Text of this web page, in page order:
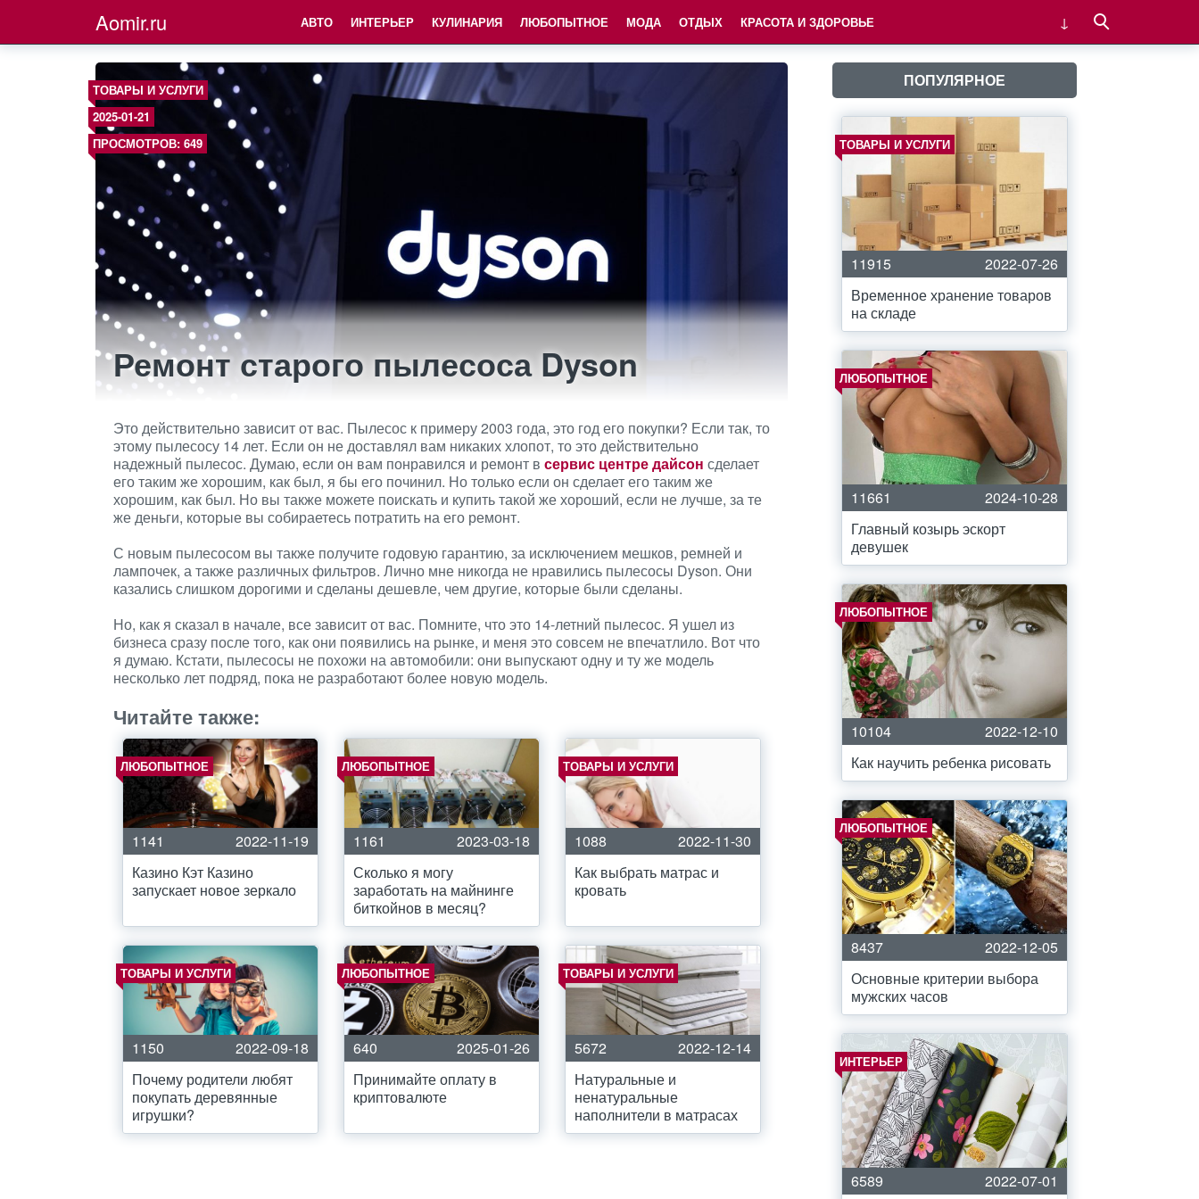
Aomir.ru АВТО ИНТЕРЬЕР КУЛИНАРИЯ ЛЮБОПЫТНОЕ МОДА ОТДЫХ КРАСОТА И ЗДОРОВЬЕ
ТОВАРЫ И УСЛУГИ
2025-01-21
ПРОСМОТРОВ: 649
Ремонт старого пылесоса Dyson
Это действительно зависит от вас. Пылесос к примеру 2003 года, это год его покупки? Если так, то
этому пылесосу 14 лет. Если он не доставлял вам никаких хлопот, то это действительно
надежный пылесос. Думаю, если он вам понравился и ремонт в сервис центре дайсон сделает
его таким же хорошим, как был, я бы его починил. Но только если он сделает его таким же
хорошим, как был. Но вы также можете поискать и купить такой же хороший, если не лучше, за те
же деньги, которые вы собираетесь потратить на его ремонт.
С новым пылесосом вы также получите годовую гарантию, за исключением мешков, ремней и
лампочек, а также различных фильтров. Лично мне никогда не нравились пылесосы Dyson. Они
казались слишком дорогими и сделаны дешевле, чем другие, которые были сделаны.
Но, как я сказал в начале, все зависит от вас. Помните, что это 14-летний пылесос. Я ушел из
бизнеса сразу после того, как они появились на рынке, и меня это совсем не впечатлило. Вот что
я думаю. Кстати, пылесосы не похожи на автомобили: они выпускают одну и ту же модель
несколько лет подряд, пока не разработают более новую модель.
Читайте также:
ЛЮБОПЫТНОЕ
1141
2022-11-19
Казино Кэт Казино
запускает новое зеркало
ЛЮБОПЫТНОЕ
1161
2023-03-18
Сколько я могу
заработать на майнинге
биткойнов в месяц?
ТОВАРЫ И УСЛУГИ
1088
2022-11-30
Как выбрать матрас и
кровать
ТОВАРЫ И УСЛУГИ
1150
2022-09-18
Почему родители любят
покупать деревянные
игрушки?
ЛЮБОПЫТНОЕ
640
2025-01-26
Принимайте оплату в
криптовалюте
ТОВАРЫ И УСЛУГИ
5672
2022-12-14
Натуральные и
ненатуральные
наполнители в матрасах
ПОПУЛЯРНОЕ
ТОВАРЫ И УСЛУГИ
11915
2022-07-26
Временное хранение товаров
на складе
ЛЮБОПЫТНОЕ
11661
2024-10-28
Главный козырь эскорт
девушек
ЛЮБОПЫТНОЕ
10104
2022-12-10
Как научить ребенка рисовать
ЛЮБОПЫТНОЕ
8437
2022-12-05
Основные критерии выбора
мужских часов
ИНТЕРЬЕР
6589 2022-07-01